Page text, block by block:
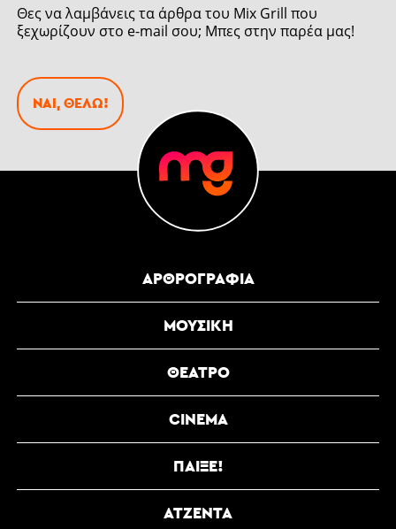
Θες να λαμβάνεις τα άρθρα του Mix Grill που
ξεχωρίζουν στο e-mail σου; Μπες στην παρέα μας!
ΑΡΘΡΟΓΡΑΦΊΑ
ΜΟΥΣΙΚΉ
ΘΈΑΤΡΟ
CINEMA
ΠΑΊΞΕ!
ΑΤΖΈΝΤΑ